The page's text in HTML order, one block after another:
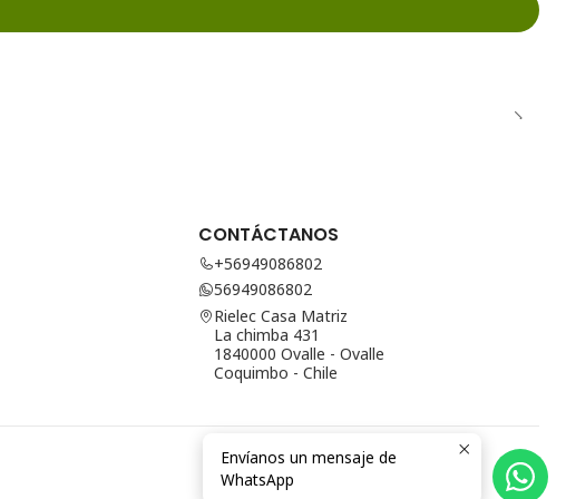
CONTÁCTANOS
+56949086802
56949086802
Rielec Casa Matriz
La chimba 431
1840000 Ovalle - Ovalle
Coquimbo - Chile
Envíanos un mensaje de
WhatsApp